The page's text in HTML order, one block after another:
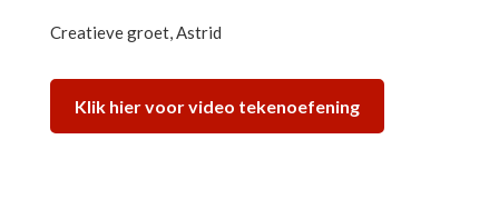
Creatieve groet, Astrid
Klik hier voor video tekenoefening